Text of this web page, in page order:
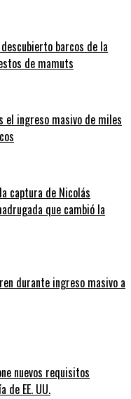
barcos de la
de mamuts
el ingreso masivo de miles
captura de Nicolás
que cambió la
durante ingreso masivo a
nuevos requisitos
de EE. UU.